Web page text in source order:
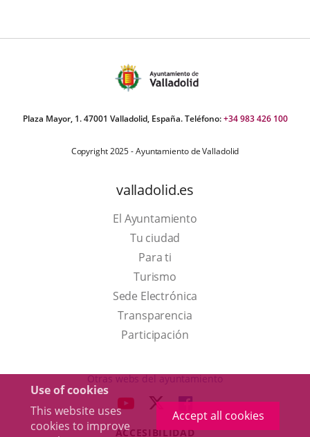
Use of cookies
This website uses
cookies to improve
Accept all cookies
Plaza Mayor, 1. 47001 Valladolid, España. Teléfono:+34 983 426 100
Copyright 2025 - Ayuntamiento de Valladolid
valladolid.es
El Ayuntamiento
Tu ciudad
Para ti
TurismoThis
link
will
open
a
up
window.
Sede Electrónica
Transparencia
Participación
Otras webs del ayuntamiento
LINK LINK
TO
LINK
TO
ACCESIBILIDAD